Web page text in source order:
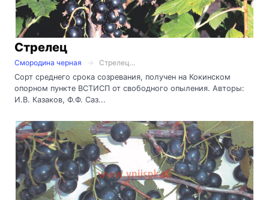
Стрелец
Смородина черная
Стрелец...
Сорт среднего срока созревания, получен на Кокинском
опорном пункте ВСТИСП от свободного опыления. Авторы:
И.В. Казаков, Ф.Ф. Саз...